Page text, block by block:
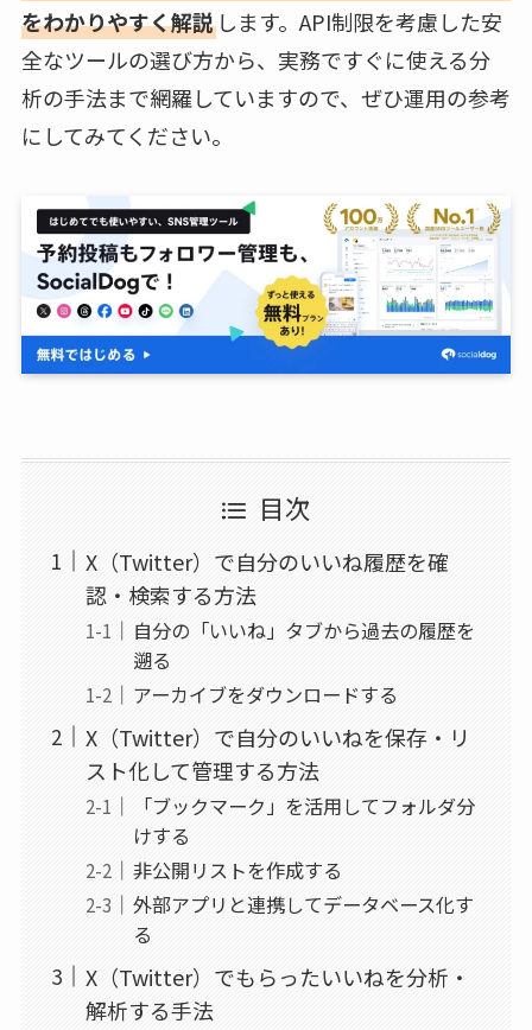
をわかりやすく解説します。API制限を考慮した安
全なツールの選び方から、実務ですぐに使える分
析の手法まで網羅していますので、ぜひ運用の参考
にしてみてください。
目次
X（Twitter）で自分のいいね履歴を確
認・検索する方法
自分の「いいね」タブから過去の履歴を
遡る
アーカイブをダウンロードする
X（Twitter）で自分のいいねを保存・リ
スト化して管理する方法
「ブックマーク」を活用してフォルダ分
けする
非公開リストを作成する
外部アプリと連携してデータベース化す
る
X（Twitter）でもらったいいねを分析・
解析する手法